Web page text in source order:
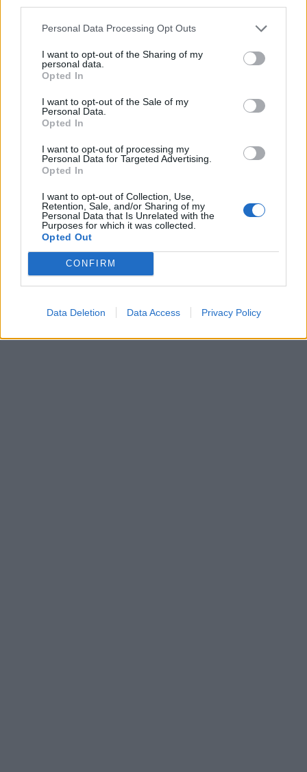
Personal Data Processing Opt Outs
I want to opt-out of the Sharing of my
personal data.
Opted In
I want to opt-out of the Sale of my
Personal Data.
Opted In
I want to opt-out of processing my
Personal Data for Targeted Advertising.
Opted In
I want to opt-out of Collection, Use,
Retention, Sale, and/or Sharing of my
Personal Data that Is Unrelated with the
Purposes for which it was collected.
Opted Out
CONFIRM
Data Deletion Data Access Privacy Policy
Objednávala som po prvý
krát cez váš obchod. Tovar
bol doručený včas a v
poriadku . Prvá skúsenosť
Renata H.
Spokojnosť na 100%